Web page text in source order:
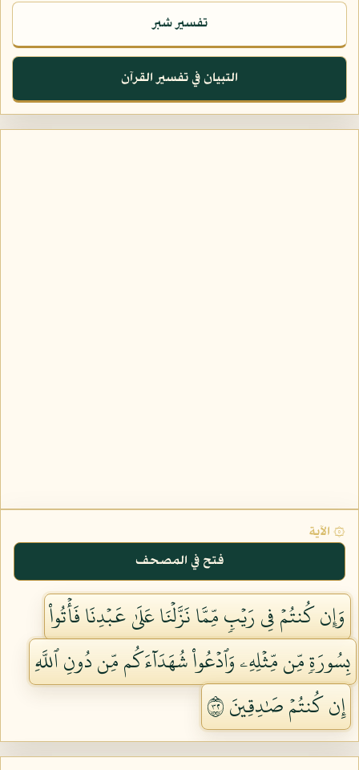
تفسير شبر
التبيان في تفسير القرآن
۞ الآية
فتح في المصحف
وَإِن كُنتُمۡ فِي رَيۡبٖ مِّمَّا نَزَّلۡنَا عَلَىٰ عَبۡدِنَا فَأۡتُواْ
بِسُورَةٖ مِّن مِّثۡلِهِۦ وَٱدۡعُواْ شُهَدَآءَكُم مِّن دُونِ ٱللَّهِ
إِن كُنتُمۡ صَٰدِقِينَ ٢٣